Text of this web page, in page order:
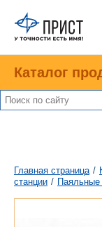
Каталог
Главная страница /
станции /